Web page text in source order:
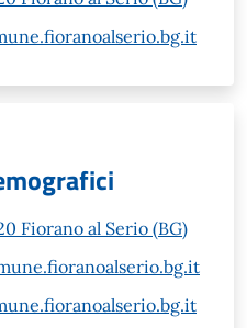
Fiorano al Serio (BG)